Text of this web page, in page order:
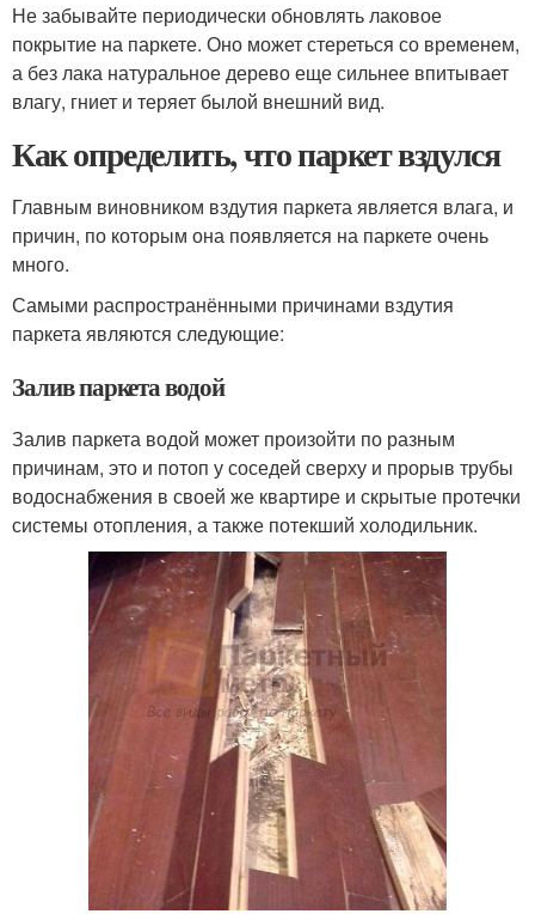
Не забывайте периодически обновлять лаковое
покрытие на паркете. Оно может стереться со временем,
а без лака натуральное дерево еще сильнее впитывает
влагу, гниет и теряет былой внешний вид.
Как определить, что паркет вздулся
Главным виновником вздутия паркета является влага, и
причин, по которым она появляется на паркете очень
много.
Самыми распространёнными причинами вздутия
паркета являются следующие:
Залив паркета водой
Залив паркета водой может произойти по разным
причинам, это и потоп у соседей сверху и прорыв трубы
водоснабжения в своей же квартире и скрытые протечки
системы отопления, а также потекший холодильник.